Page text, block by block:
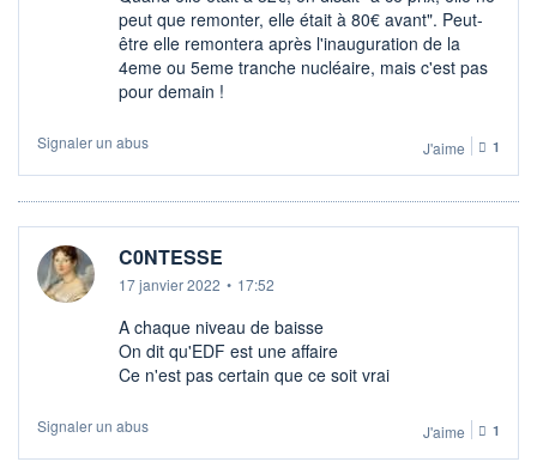
peut que remonter, elle était à 80€ avant". Peut-
être elle remontera après l'inauguration de la
4eme ou 5eme tranche nucléaire, mais c'est pas
pour demain !
Signaler un abus J'aime 1
C0NTESSE
17 janvier 2022 • 17:52
A chaque niveau de baisse
On dit qu'EDF est une affaire
Ce n'est pas certain que ce soit vrai
Signaler un abus J'aime 1